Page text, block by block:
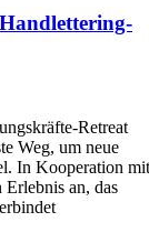
Retreat
Weg, um neue
In Kooperation mit
an, das